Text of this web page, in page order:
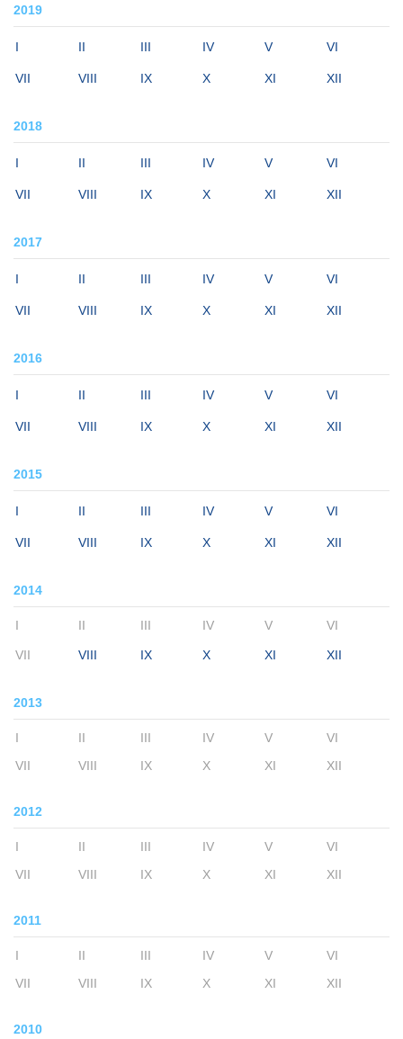
2019
I II III IV V VI
VII VIII IX X XI XII
2018
I II III IV V VI
VII VIII IX X XI XII
2017
I II III IV V VI
VII VIII IX X XI XII
2016
I II III IV V VI
VII VIII IX X XI XII
2015
I II III IV V VI
VII VIII IX X XI XII
2014
I II III IV V VI
VII VIII IX X XI XII
2013
I II III IV V
VI
VII
VIII IX X XI XII
2012
I II III IV V
VI
VII
VIII IX X XI XII
2011
I II III IV V
VI
VII
VIII IX X XI XII
2010